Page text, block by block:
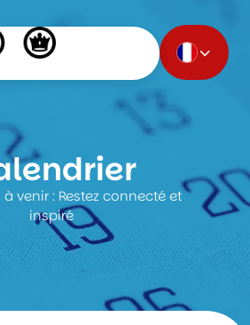
venir : Restez connecté et
inspiré